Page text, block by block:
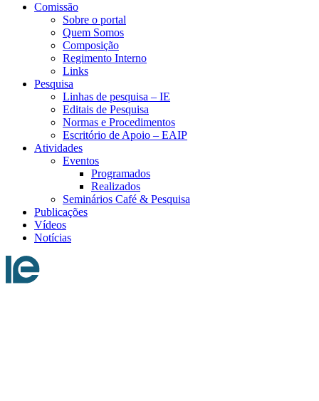
Comissão
Sobre o portal
Quem Somos
Composição
Regimento Interno
Links
Pesquisa
Linhas de pesquisa – IE
Editais de Pesquisa
Normas e Procedimentos
Escritório de Apoio – EAIP
Atividades
Eventos
Programados
Realizados
Seminários Café & Pesquisa
Publicações
Vídeos
Notícias